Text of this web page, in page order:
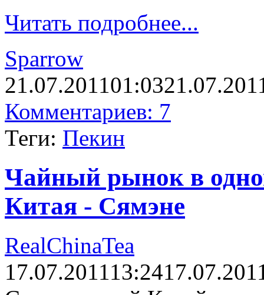
Читать подробнее...
Sparrow
21.07.201101:03
Комментариев: 7
Теги: Пекин
Чайный рынок в
Китая - Сямэне
RealChinaTea
17.07.201113:24